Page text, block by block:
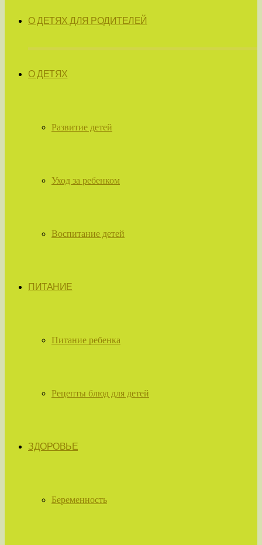
О ДЕТЯХ ДЛЯ РОДИТЕЛЕЙ
О ДЕТЯХ
Развитие детей
Уход за ребенком
Воспитание детей
ПИТАНИЕ
Питание ребенка
Рецепты блюд для детей
ЗДОРОВЬЕ
Беременность